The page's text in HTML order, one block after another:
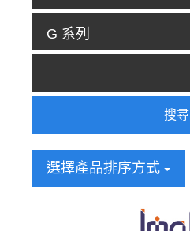
搜尋
選擇產品排序方式